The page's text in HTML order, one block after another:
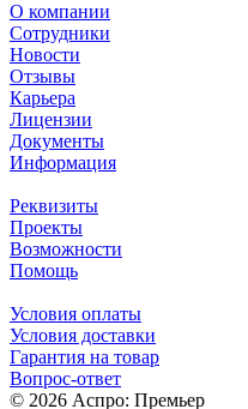
О компании
Сотрудники
Новости
Отзывы
Карьера
Лицензии
Документы
Информация
Реквизиты
Проекты
Возможности
Помощь
Условия оплаты
Условия доставки
Гарантия на товар
Вопрос-ответ
© 2026 Аспро: Премьер